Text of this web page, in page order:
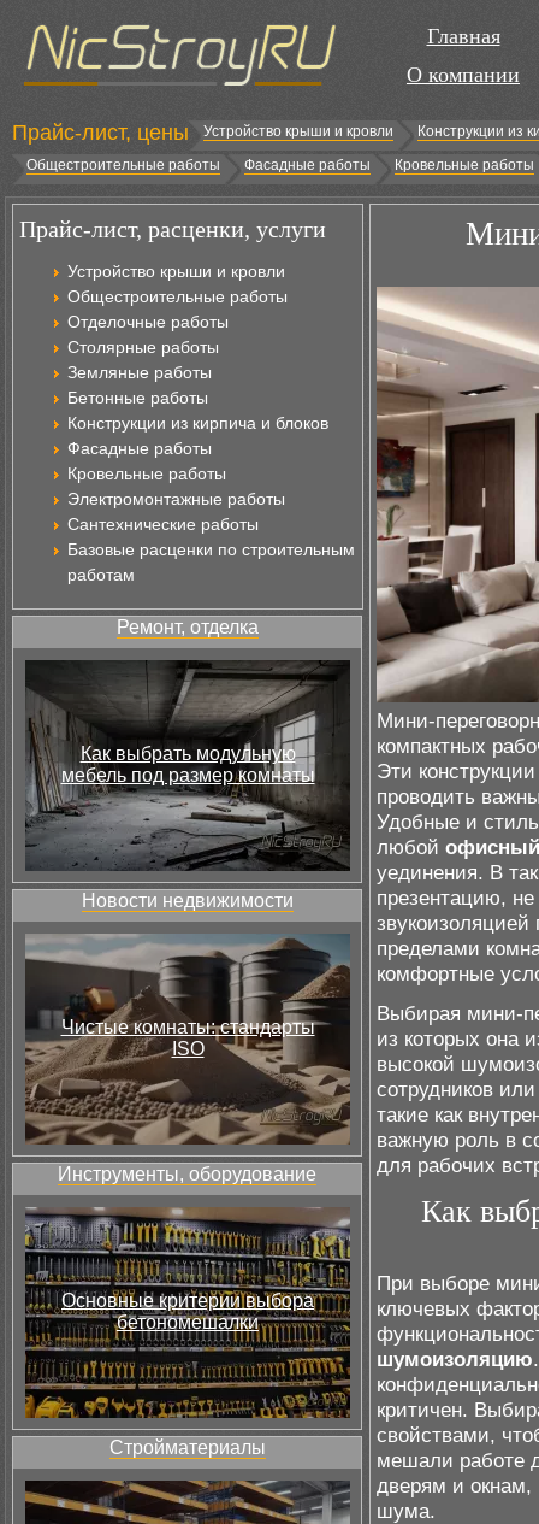
Главная
О компании
Прайс-лист, цены Устройство крыши и кровли
Конструкции из
Общестроительные работы
Фасадные работы Кровельные работы
Прайс-лист, расценки, услуги
Устройство крыши и кровли
Общестроительные работы
Отделочные работы
Столярные работы
Земляные работы
Бетонные работы
Конструкции из кирпича и блоков
Фасадные работы
Кровельные работы
Электромонтажные работы
Сантехнические работы
Базовые расценки по строительным
работам
Ремонт, отделка
Как выбрать модульную
мебель под размер комнаты
Новости недвижимости
Чистые комнаты: стандарты
ISO
Инструменты, оборудование
Основные критерии выбора
бетономешалки
Стройматериалы
Мини-
компактных
Эти
проводить
Удобные и
любой офисный
уединения. В
презентацию,
пределами
комфортные
Выбирая мини-
из которых она
высокой
сотрудников
такие как
важную роль в
для рабочих
Как
При выборе
ключевых
шумоизоляцию
критичен.
свойствами,
мешали работе
дверям и окнам,
шума.